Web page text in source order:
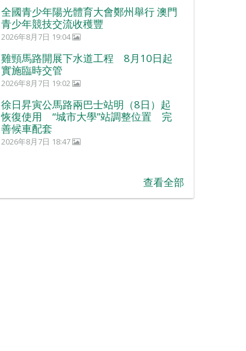
全國青少年陽光體育大會鄭州舉行 澳門
青少年競技交流收穫豐
2026年8月7日 19:04
雞頸馬路開展下水道工程 8月10日起
實施臨時交管
2026年8月7日 19:02
徐日昇寅公馬路兩巴士站明（8日）起
恢復使用 “城市大學”站調整位置 完
善候車配套
2026年8月7日 18:47
查看全部